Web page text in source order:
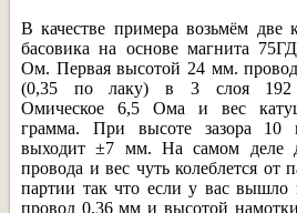
В качестве примера возьмём две
басовика на основе магнита
Ом. Первая высотой 24 мм.
(0,35 по лаку) в 3 слоя 192
Омическое 6,5 Ома и вес
грамма. При высоте зазора 10
выходит ±7 мм. На самом деле
провода и вес чуть колеблется от
партии так что если у вас вышло
провод 0,36 мм и высотой